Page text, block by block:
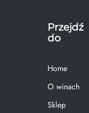
Przejdź
do
Home
O winach
Sklep